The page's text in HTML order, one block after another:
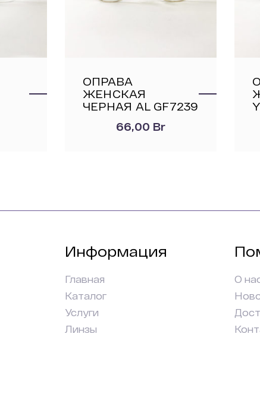
ОПРАВА
ЖЕНСКАЯ
ЧЕРНАЯ AL GF7239
66,00 Br
Информация
Главная
Каталог
Услуги
Линзы
О